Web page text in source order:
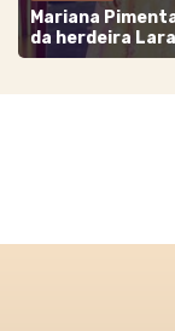
Mariana
da herdeira Lara